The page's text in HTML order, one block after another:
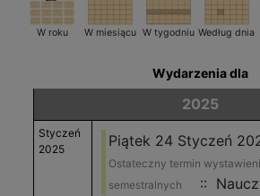
W roku W miesiącu W tygodniu Według dnia
Wydarzenia dla
2025
Styczeń
2025
Piątek 24 Styczeń
Ostateczny termin
semestralnych
::